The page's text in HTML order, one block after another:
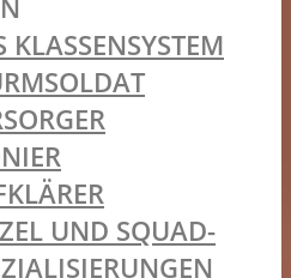
KLASSENSYSTEM
UND SQUAD-